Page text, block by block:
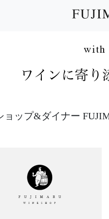
ョップ&ダイナー